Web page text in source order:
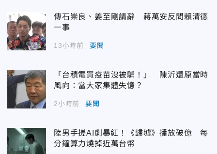
傳石崇良、姜至剛請辭 蔣萬安反問賴清德
一事
13小時前 要聞
「台積電買疫苗沒被騙！」 陳沂還原當時
風向：當大家集體失憶？
2小時前 要聞
陸男手搓AI劇暴紅！《歸墟》播放破億 每
分鐘算力燒掉近萬台幣